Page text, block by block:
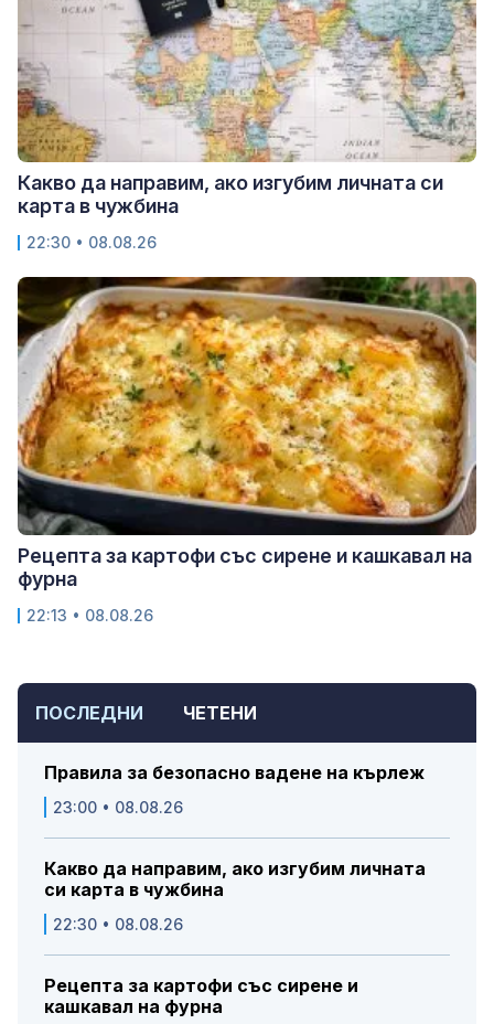
ПОСЛЕДНИ ЧЕТЕНИ
Правила за безопасно вадене на кърлеж
23:00 • 08.08.26
Какво да направим, ако изгубим личната
си карта в чужбина
22:30 • 08.08.26
Рецепта за картофи със сирене и
кашкавал на фурна
Какво да направим, ако изгубим личната си
карта в чужбина
22:30 • 08.08.26
Рецепта за картофи със сирене и кашкавал на
фурна
22:13 • 08.08.26